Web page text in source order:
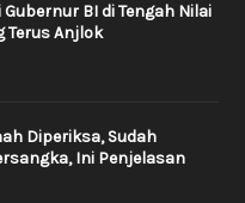
BI di Tengah Nilai
Terus Anjlok
Diperiksa, Sudah
Ini Penjelasan